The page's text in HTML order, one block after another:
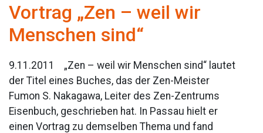
Vortrag „Zen – weil wir
Menschen sind“
9.11.2011 „Zen – weil wir Menschen sind“ lautet
der Titel eines Buches, das der Zen-Meister
Fumon S. Nakagawa, Leiter des Zen-Zentrums
Eisenbuch, geschrieben hat. In Passau hielt er
einen Vortrag zu demselben Thema und fand